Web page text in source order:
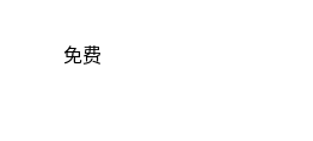
免费